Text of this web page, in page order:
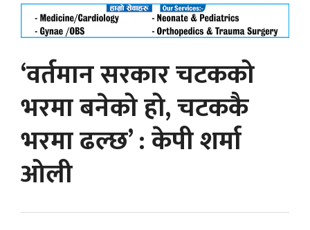
‘वर्तमान सरकार चटकको
भरमा बनेको हो, चटककै
भरमा ढल्छ’ : केपी शर्मा
ओली